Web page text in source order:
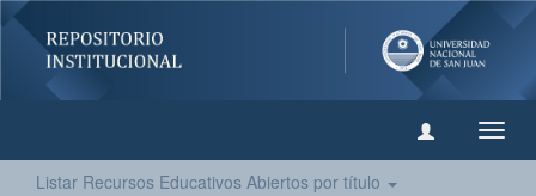
Listar Recursos Educativos Abiertos por título